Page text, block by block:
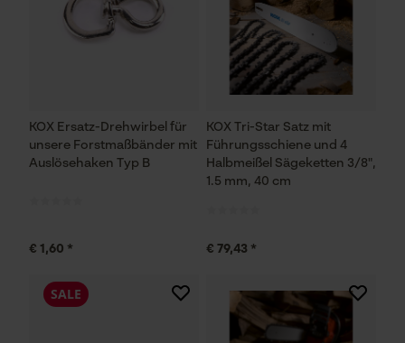
KOX Ersatz-Drehwirbel für
unsere Forstmaßbänder mit
Auslösehaken Typ B
€ 1,60 *
KOX Tri-Star Satz mit
Führungsschiene und 4
Halbmeißel Sägeketten 3/8",
1.5 mm, 40 cm
€ 79,43 *
SALE